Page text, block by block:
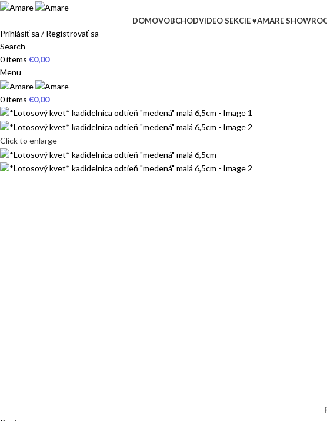
DOMOVOBCHODVIDEO SEKCIE ♥AMARE
Prihlásiť sa / Registrovať sa
Search
0items €0,00
Menu
0items €0,00
Click to enlarge